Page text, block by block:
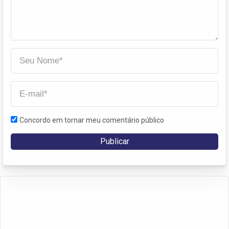
Concordo em tornar meu comentário público